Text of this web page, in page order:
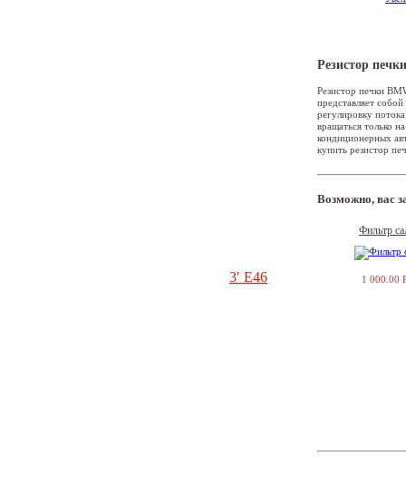
Резистор
Резистор печки
представляет
регулировку
вращаться только
кондиционерных
купить резистор
Возможно, вас
Фильтр
1 000.00
3′ E46